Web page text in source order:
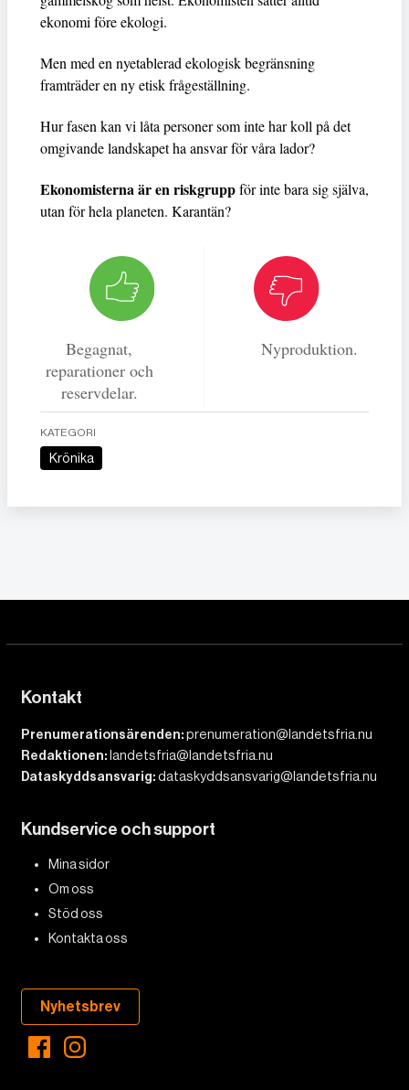
ekonomi före ekologi.
Men med en nyetablerad ekologisk begränsning
framträder en ny etisk frågeställning.
Hur fasen kan vi låta personer som inte har koll på det
omgivande landskapet ha ansvar för våra lador?
Ekonomisterna är en riskgruppför inte bara sig själva,
utan för hela planeten. Karantän?
Begagnat,
reparationer och
reservdelar.
Nyproduktion.
KATEGORI
Krönika
Kontakt
Prenumerationsärenden:prenumeration@landetsfria.nu
Redaktionen: landetsfria@landetsfria.nu
Dataskyddsansvarig:dataskyddsansvarig@landetsfria.nu
Kundservice och support
Mina sidor
Om oss
Stöd oss
Kontakta oss
Nyhetsbrev